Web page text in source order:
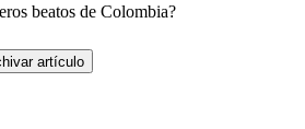
beatos de Colombia?
artículo